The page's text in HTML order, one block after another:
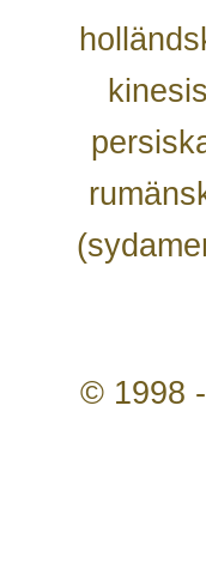
© 1998